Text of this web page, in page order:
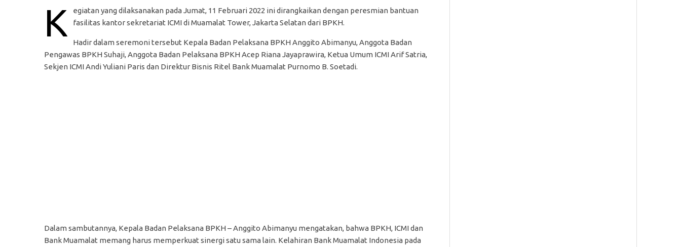
K
egiatan yang dilaksanakan pada Jumat, 11 Februari 2022 ini dirangkaikan dengan peresmian bantuan
fasilitas kantor sekretariat ICMI di Muamalat Tower, Jakarta Selatan dari BPKH.
Hadir dalam seremoni tersebut Kepala Badan Pelaksana BPKH Anggito Abimanyu, Anggota Badan
Pengawas BPKH Suhaji, Anggota Badan Pelaksana BPKH Acep Riana Jayaprawira, Ketua Umum ICMI Arif Satria,
Sekjen ICMI Andi Yuliani Paris dan Direktur Bisnis Ritel Bank Muamalat Purnomo B. Soetadi.
Dalam sambutannya, Kepala Badan Pelaksana BPKH – Anggito Abimanyu mengatakan, bahwa BPKH, ICMI dan
Bank Muamalat memang harus memperkuat sinergi satu sama lain. Kelahiran Bank Muamalat Indonesia pada